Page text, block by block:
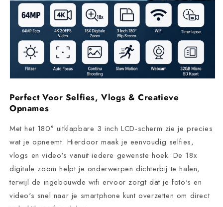
Perfect Voor Selfies, Vlogs & Creatieve
Opnames
Met het 180° uitklapbare 3 inch LCD-scherm zie je precies
wat je opneemt. Hierdoor maak je eenvoudig selfies,
vlogs en video's vanuit iedere gewenste hoek. De 18x
digitale zoom helpt je onderwerpen dichterbij te halen,
terwijl de ingebouwde wifi ervoor zorgt dat je foto's en
video's snel naar je smartphone kunt overzetten om direct